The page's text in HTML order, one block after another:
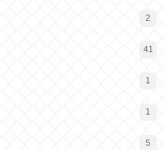
2
41
1
1
5